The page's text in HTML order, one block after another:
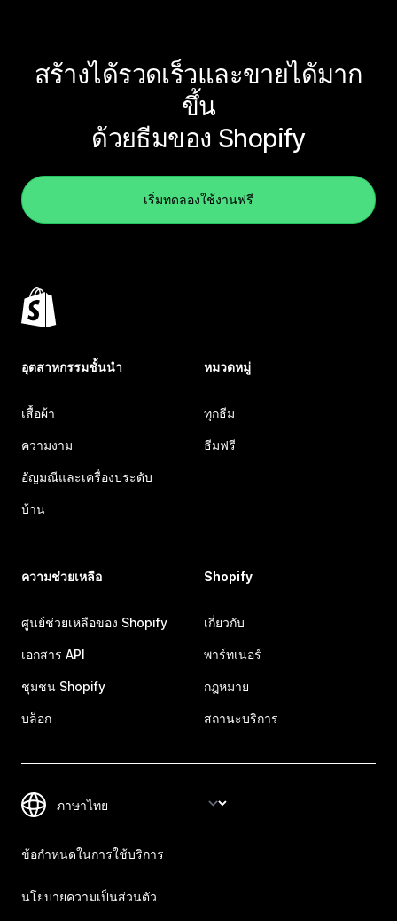
สร้างได้รวดเร็วและขายได้มาก
ขึ้น
ด้วยธีมของ Shopify
เริ่มทดลองใช้งานฟรี
อุตสาหกรรมชั้นนำ
เสื้อผ้า
ความงาม
อัญมณีและเครื่องประดับ
บ้าน
หมวดหมู่
ทุกธีม
ธีมฟรี
ความช่วยเหลือ
ศูนย์ช่วยเหลือของ Shopify
เอกสาร API
ชุมชน Shopify
บล็อก
Shopify
เกี่ยวกับ
พาร์ทเนอร์
กฎหมาย
สถานะบริการ
ข้อกำหนดในการใช้บริการ
นโยบายความเป็นส่วนตัว